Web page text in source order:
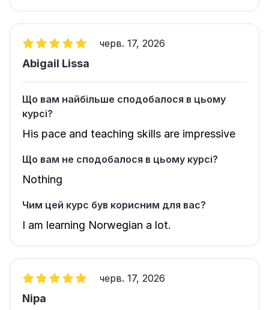
черв. 17, 2026
Abigail Lissa
Що вам найбільше сподобалося в цьому
курсі?
His pace and teaching skills are impressive
Що вам не сподобалося в цьому курсі?
Nothing
Чим цей курс був корисним для вас?
I am learning Norwegian a lot.
черв. 17, 2026
Nipa